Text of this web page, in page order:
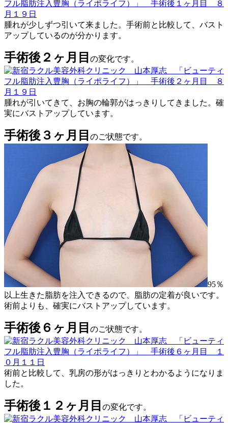
腫れが少しずつ引いて来ました。手術前と比較して、バスト
アップしているのが分かります。
手術後２ヶ月目 の変化です。
腫れが引いてきて、お胸の輪郭がはっきりしてきました。確
実にバストアップしています。
手術後３ヶ月目 のご状態です。
95％
以上生きた脂肪を注入できるので、脂肪の定着が良いです。
術前よりも、確実にバストアップしています。
手術後６ヶ月目 のご状態です。
術前と比較して、乳房の形がはっきりとわかるようになりま
した。
手術後１２ヶ月目 の変化です。